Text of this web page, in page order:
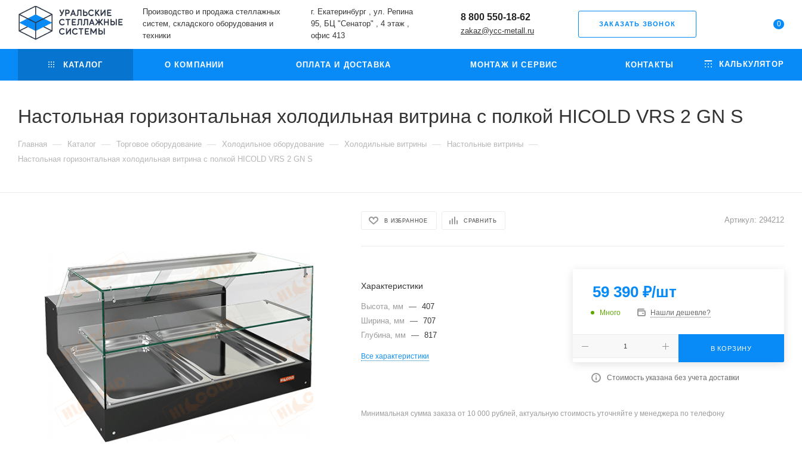
Производство и продажа стеллажных
систем, складского оборудования и
техники
г. Екатеринбург , ул. Репина
95, БЦ "Сенатор" , 4 этаж ,
офис 413
8 800 550-18-62
zakaz@ycc-metall.ru
ЗАКАЗАТЬ ЗВОНОК 0
КАТАЛОГ О КОМПАНИИ ОПЛАТА И ДОСТАВКА МОНТАЖ И СЕРВИС КОНТАКТЫ КАЛЬКУЛЯТОР
Настольная горизонтальная холодильная витрина с полкой HICOLD VRS 2 GN S
Главная — Каталог — Торговое оборудование — Холодильное оборудование — Холодильные витрины — Настольные витрины —
Настольная горизонтальная холодильная витрина с полкой HICOLD VRS 2 GN S
В ИЗБРАННОЕ СРАВНИТЬ Артикул: 294212
Характеристики
Высота, мм —
407
Ширина, мм
—
707
Глубина, мм
— 817
Все характеристики
59 390₽/шт
Много Нашли дешевле?
В КОРЗИНУ
Стоимость указана без учета доставки
Минимальная сумма заказа от 10 000 рублей, актуальную стоимость уточняйте у менеджера по телефону